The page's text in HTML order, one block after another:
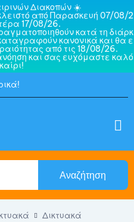
Διακοπών ☀️
από Παρασκευή 07/08/2
17/08/26.
κατά τη διάρκ
κανονικά και θα ε
από τις 18/08/26.
και σας ευχόμαστε καλό
Αναζήτηση
Δικτυακά